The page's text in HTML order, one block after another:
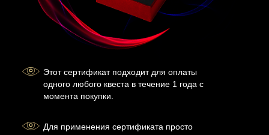
Этот сертификат подходит для оплаты
одного любого квеста в течение 1 года с
момента покупки.
Для применения сертификата просто